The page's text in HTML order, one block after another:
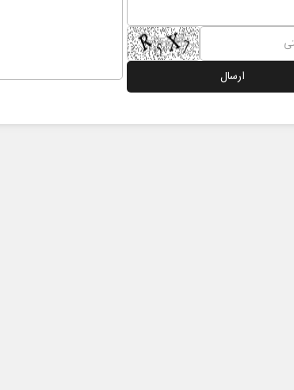
از باتلاق انرژی تا بن‌بست ترامپ
رضا سپهوند - سخنگوی کمیسیون انرژی مجلس